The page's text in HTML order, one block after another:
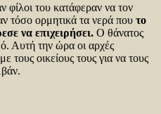
φίλοι του κατάφεραν να τον
τόσο ορμητικά τα νερά που το
να επιχειρήσει. Ο θάνατος
Αυτή την ώρα οι αρχές
τους οικείους τους για να τους